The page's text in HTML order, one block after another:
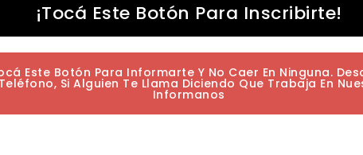
¡Tocá Este Botón Para Inscribirte!
Este Botón Para Informarte Y No Caer En Ninguna.
Si Alguien Te Llama Diciendo Que Trabaja En
Informanos